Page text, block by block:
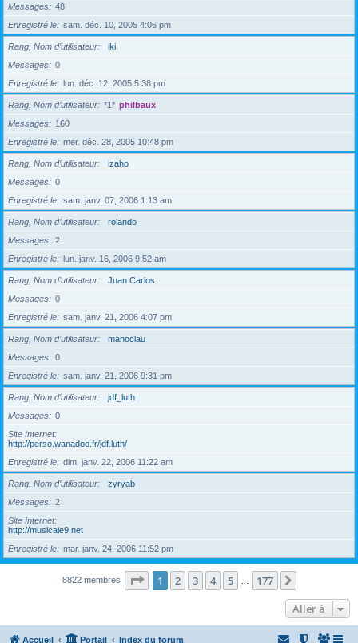
Messages
48
Enregistré le
sam. déc. 10, 2005 4:06 pm
Rang, Nom d’utilisateur
iki
Messages
0
Enregistré le
lun. déc. 12, 2005 5:38 pm
Rang, Nom d’utilisateur *1* philbaux
Messages
160
Enregistré le
mer. déc. 28, 2005 10:48 pm
Rang, Nom d’utilisateur
izaho
Messages
0
Enregistré le
sam. janv. 07, 2006 1:13 am
Rang, Nom d’utilisateur
rolando
Messages
2
Enregistré le
lun. janv. 16, 2006 9:52 am
Rang, Nom d’utilisateur
Juan Carlos
Messages
0
Enregistré le
sam. janv. 21, 2006 4:07 pm
Rang, Nom d’utilisateur
manoclau
Messages
0
Enregistré le
sam. janv. 21, 2006 9:31 pm
Rang, Nom d’utilisateur
jdf_luth
Messages
0
Site Internet
http://perso.wanadoo.fr/jdf.luth/
Enregistré le
dim. janv. 22, 2006 11:22 am
Rang, Nom d’utilisateur
zyryab
Messages
2
Site Internet
http://musicale9.net
Enregistré le
mar. janv. 24, 2006 11:52 pm
8822 membres Page 1sur177
1 2 3 4 5 177
Aller à
Accueil Portail Index du forum